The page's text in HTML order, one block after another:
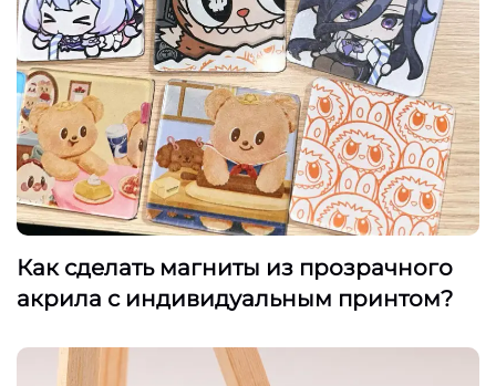
Как сделать магниты из прозрачного
акрила с индивидуальным принтом?